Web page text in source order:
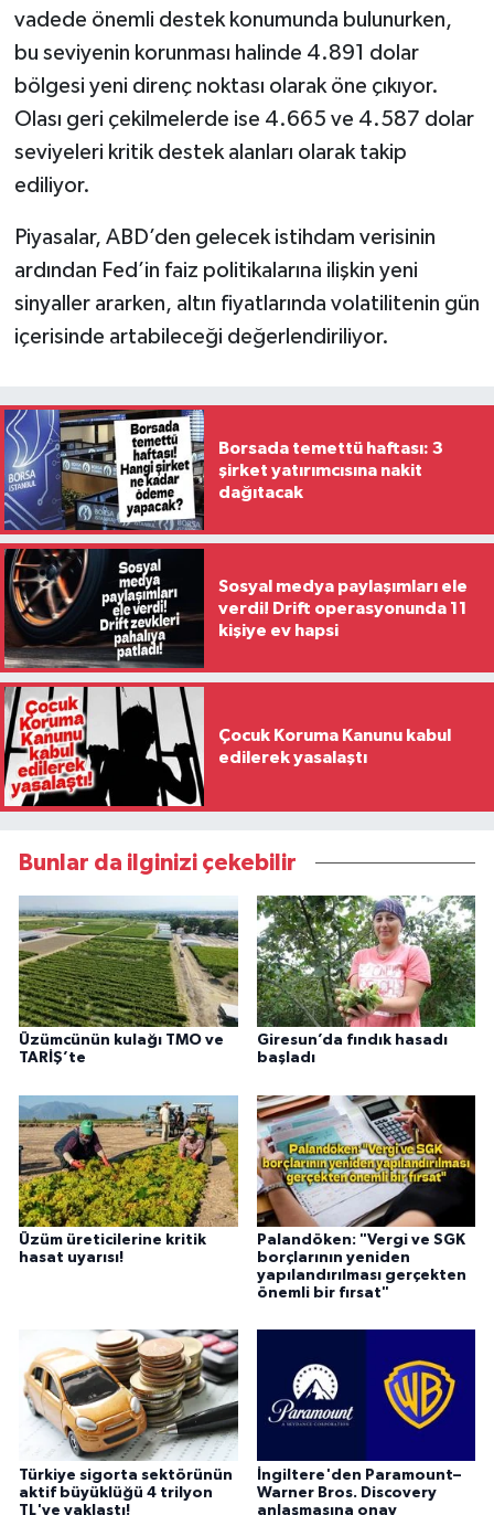
vadede önemli destek konumunda bulunurken,
bu seviyenin korunması halinde 4.891 dolar
bölgesi yeni direnç noktası olarak öne çıkıyor.
Olası geri çekilmelerde ise 4.665 ve 4.587 dolar
seviyeleri kritik destek alanları olarak takip
ediliyor.
Piyasalar, ABD’den gelecek istihdam verisinin
ardından Fed’in faiz politikalarına ilişkin yeni
sinyaller ararken, altın fiyatlarında volatilitenin gün
içerisinde artabileceği değerlendiriliyor.
Borsada temettü haftası: 3
şirket yatırımcısına nakit
dağıtacak
Sosyal medya paylaşımları ele
verdi! Drift operasyonunda 11
kişiye ev hapsi
Çocuk Koruma Kanunu kabul
edilerek yasalaştı
Bunlar da ilginizi çekebilir
Üzümcünün kulağı TMO ve
TARİŞ’te
Giresun’da fındık hasadı
başladı
Üzüm üreticilerine kritik
hasat uyarısı!
Palandöken: "Vergi ve SGK
borçlarının yeniden
yapılandırılması gerçekten
önemli bir fırsat"
Türkiye sigorta sektörünün
aktif büyüklüğü 4 trilyon
TL'ye yaklaştı!
İngiltere'den Paramount–
Warner Bros. Discovery
anlaşmasına onay